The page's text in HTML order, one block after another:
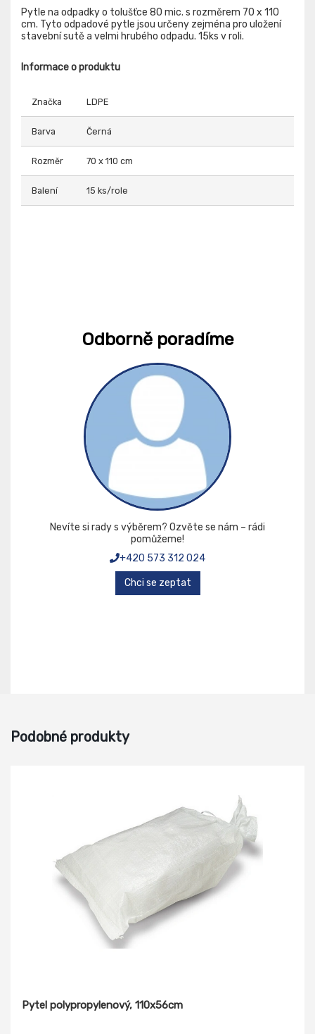
Pytle na odpadky o tolušťce 80 mic. s rozměrem 70 x 110
cm. Tyto odpadové pytle jsou určeny zejména pro uložení
stavební sutě a velmi hrubého odpadu. 15ks v roli.
Informace o produktu
Značka LDPE
Barva Černá
Rozměr 70 x 110 cm
Balení 15 ks/role
Odborně poradíme
Nevíte si rady s výběrem? Ozvěte se nám – rádi
pomůžeme!
+420 573 312 024
Chci se zeptat
Podobné produkty
Pytel polypropylenový, 110x56cm